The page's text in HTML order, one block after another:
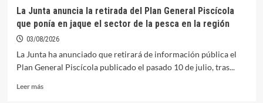
La Junta anuncia la retirada del Plan General Piscícola
que ponía en jaque el sector de la pesca en la región
03/08/2026
La Junta ha anunciado que retirará de información pública el
Plan General Piscícola publicado el pasado 10 de julio, tras...
Leer másLeer